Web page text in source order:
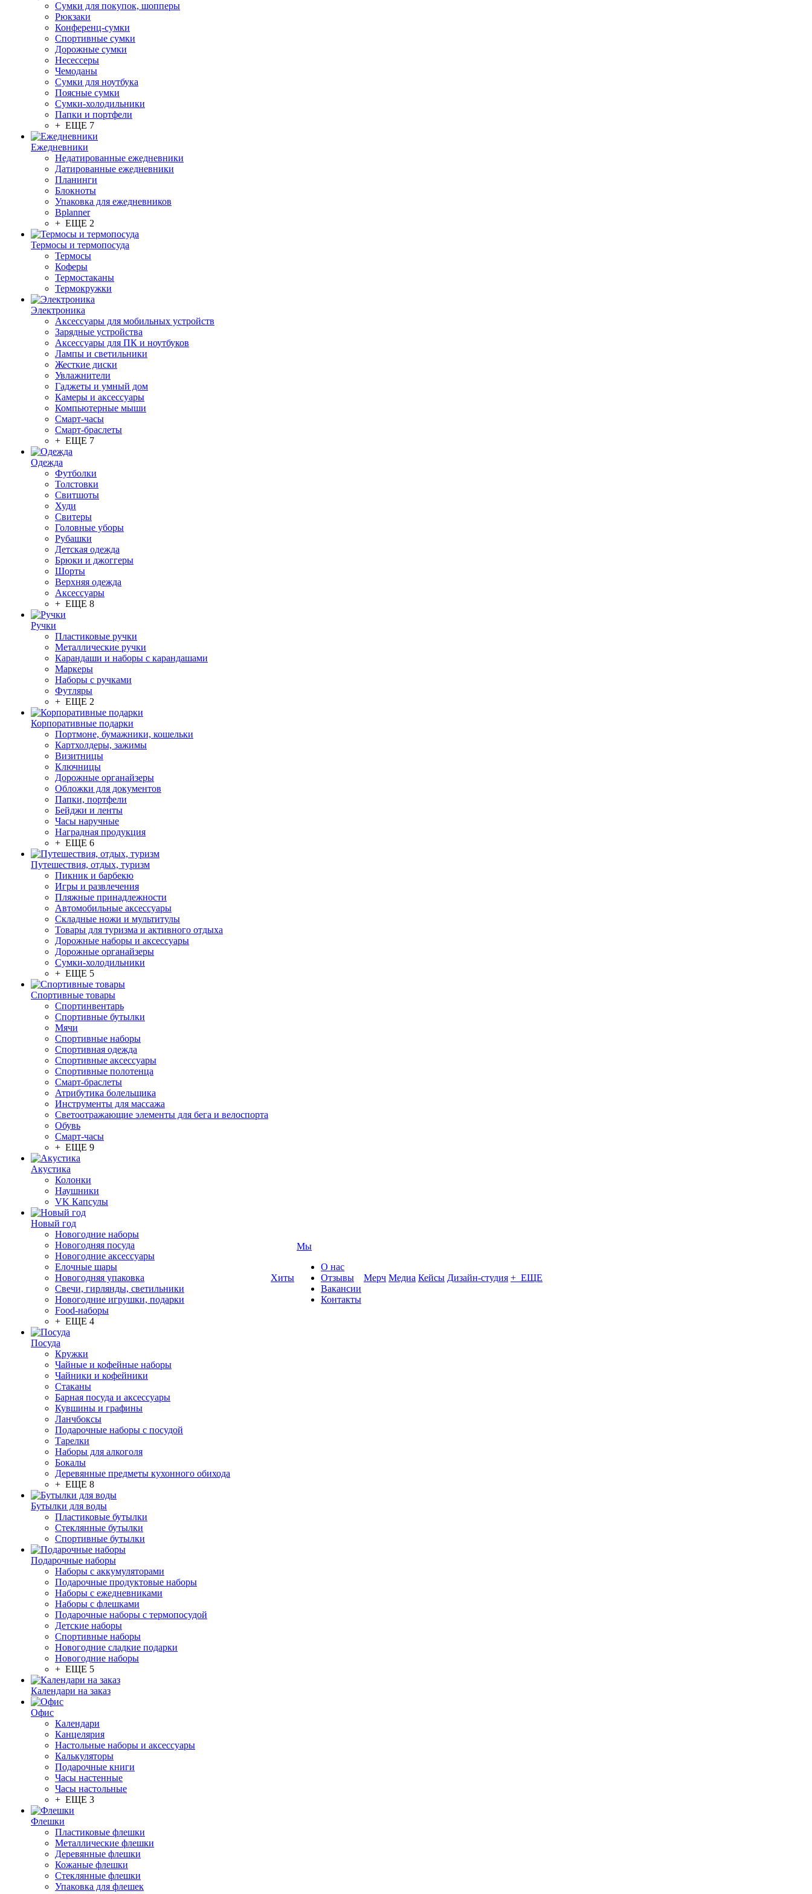
Сумки для покупок, шопперы
Рюкзаки
Конференц-сумки
Спортивные сумки
Дорожные сумки
Несессеры
Чемоданы
Сумки для ноутбука
Поясные сумки
Сумки-холодильники
Папки и портфели
+ ЕЩЕ 7
Ежедневники
Недатированные ежедневники
Датированные ежедневники
Планинги
Блокноты
Упаковка для ежедневников
Bplanner
+ ЕЩЕ 2
Термосы и термопосуда
Термосы
Коферы
Термостаканы
Термокружки
Электроника
Аксессуары для мобильных устройств
Зарядные устройства
Аксессуары для ПК и ноутбуков
Лампы и светильники
Жесткие диски
Увлажнители
Гаджеты и умный дом
Камеры и аксессуары
Компьютерные мыши
Смарт-часы
Смарт-браслеты
+ ЕЩЕ 7
Одежда
Футболки
Толстовки
Свитшоты
Худи
Свитеры
Головные уборы
Рубашки
Детская одежда
Брюки и джоггеры
Шорты
Верхняя одежда
Аксессуары
+ ЕЩЕ 8
Ручки
Пластиковые ручки
Металлические ручки
Карандаши и наборы с карандашами
Маркеры
Наборы с ручками
Футляры
+ ЕЩЕ 2
Корпоративные подарки
Портмоне, бумажники, кошельки
Картхолдеры, зажимы
Визитницы
Ключницы
Дорожные органайзеры
Обложки для документов
Папки, портфели
Бейджи и ленты
Часы наручные
Наградная продукция
+ ЕЩЕ 6
Путешествия, отдых, туризм
Пикник и барбекю
Игры и развлечения
Пляжные принадлежности
Автомобильные аксессуары
Складные ножи и мультитулы
Товары для туризма и активного отдыха
Дорожные наборы и аксессуары
Дорожные органайзеры
Сумки-холодильники
+ ЕЩЕ 5
Спортивные товары
Спортинвентарь
Спортивные бутылки
Мячи
Спортивные наборы
Спортивная одежда
Спортивные аксессуары
Спортивные полотенца
Смарт-браслеты
Атрибутика болельщика
Инструменты для массажа
Светоотражающие элементы для бега и велоспорта
Обувь
Смарт-часы
+ ЕЩЕ 9
Акустика
Колонки
Наушники
VK Капсулы
Новый год
Новогодние наборы
Новогодняя посуда
Новогодние аксессуары
Елочные шары
Новогодняя упаковка
Свечи, гирлянды, светильники
Новогодние игрушки, подарки
Food-наборы
+ ЕЩЕ 4
Посуда
Кружки
Чайные и кофейные наборы
Чайники и кофейники
Стаканы
Барная посуда и аксессуары
Кувшины и графины
Ланчбоксы
Подарочные наборы с посудой
Тарелки
Наборы для алкоголя
Бокалы
Деревянные предметы кухонного обихода
+ ЕЩЕ 8
Бутылки для воды
Пластиковые бутылки
Стеклянные бутылки
Спортивные бутылки
Подарочные наборы
Наборы с аккумуляторами
Подарочные продуктовые наборы
Наборы с ежедневниками
Наборы с флешками
Подарочные наборы с термопосудой
Детские наборы
Спортивные наборы
Новогодние сладкие подарки
Новогодние наборы
+ ЕЩЕ 5
Календари на заказ
Офис
Календари
Канцелярия
Настольные наборы и аксессуары
Калькуляторы
Подарочные книги
Часы настенные
Часы настольные
+ ЕЩЕ 3
Флешки
Пластиковые флешки
Металлические флешки
Деревянные флешки
Кожаные флешки
Стеклянные флешки
Упаковка для флешек
Хиты
Мы
О нас
Отзывы
Вакансии
Контакты
Мерч Медиа Кейсы Дизайн-студия + ЕЩЕ